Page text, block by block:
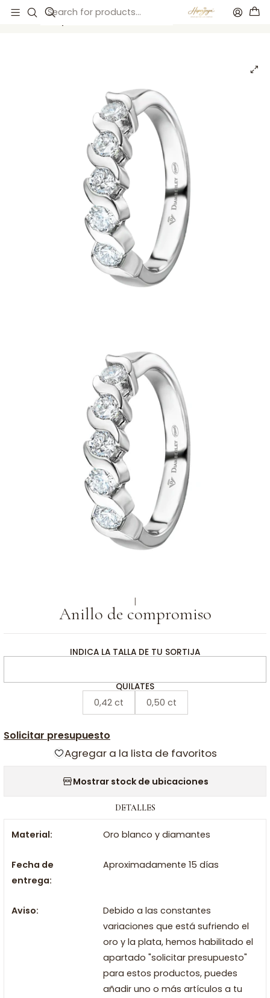
Inicio Anillos de compromiso Anillos de compromiso
Anillo de compromiso
|
Anillo de compromiso
INDICA LA TALLA DE TU SORTIJA
QUILATES
0,42 ct 0,50 ct
Solicitar presupuesto
Agregar a la lista de favoritos
Mostrar stock de ubicaciones
DETALLES
Material: Oro blanco y diamantes
Fecha de
entrega:
Aproximadamente 15 días
Aviso:
Debido a las constantes
variaciones que está sufriendo el
oro y la plata, hemos habilitado el
apartado "solicitar presupuesto"
para estos productos, puedes
añadir uno o más artículos a tu